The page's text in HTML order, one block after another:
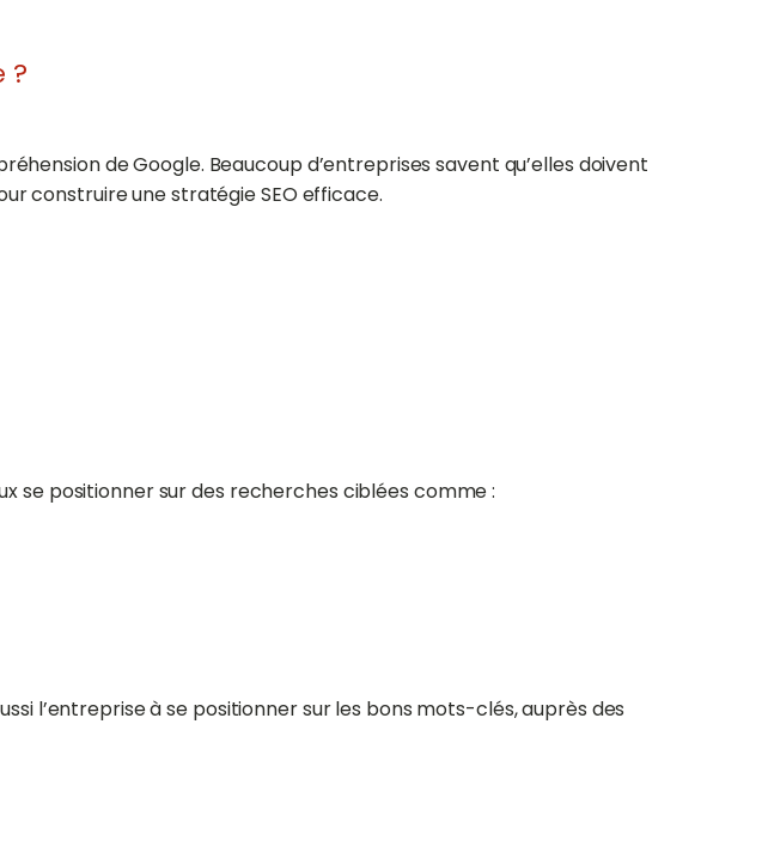
?
de Google. Beaucoup d’entreprises savent qu’elles doivent
construire une stratégie SEO efficace.
se positionner sur des recherches ciblées comme :
l’entreprise à se positionner sur les bons mots-clés, auprès des